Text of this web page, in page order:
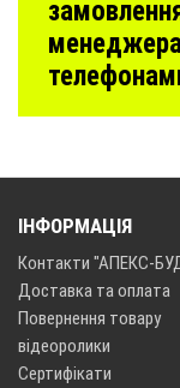
ІНФОРМАЦІЯ
Контакти "АПЕКС-
Доставка та оплата
Повернення товару
відеоролики
Сертифікати